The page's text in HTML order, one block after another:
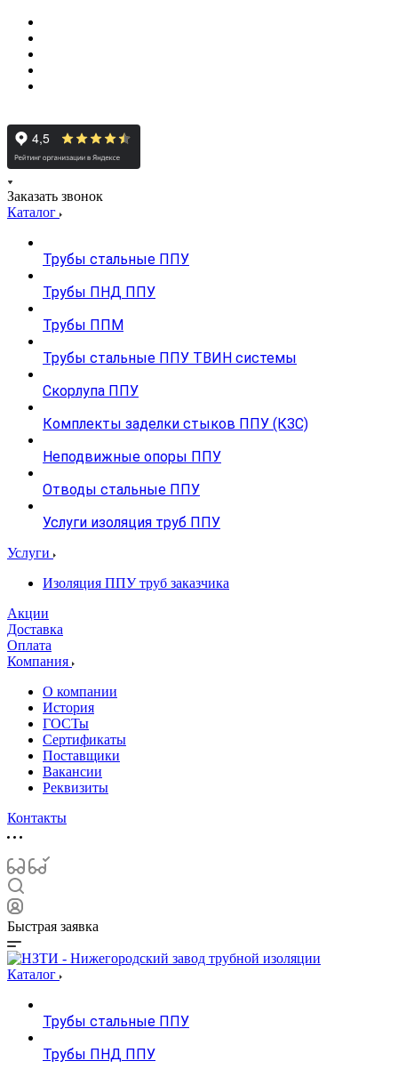
Заказать звонок
Каталог
Трубы стальные ППУ
Трубы ПНД ППУ
Трубы ППМ
Трубы стальные ППУ ТВИН системы
Скорлупа ППУ
Комплекты заделки стыков ППУ (КЗС)
Неподвижные опоры ППУ
Отводы стальные ППУ
Услуги изоляция труб ППУ
Услуги
Изоляция ППУ труб заказчика
Акции
Доставка
Оплата
Компания
О компании
История
ГОСТы
Сертификаты
Поставщики
Вакансии
Реквизиты
Контакты
Быстрая заявка
Каталог
Трубы стальные ППУ
Трубы ПНД ППУ